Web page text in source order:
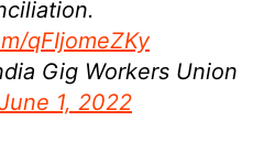
qFIjomeZKy
Gig Workers Union
1, 2022